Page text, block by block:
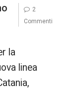
la
linea
2
Commenti